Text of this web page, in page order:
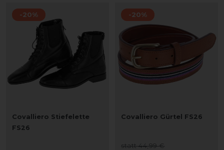
-20%
Covalliero Stiefelette
FS26
-20%
Covalliero Gürtel FS26
statt 44,99 €